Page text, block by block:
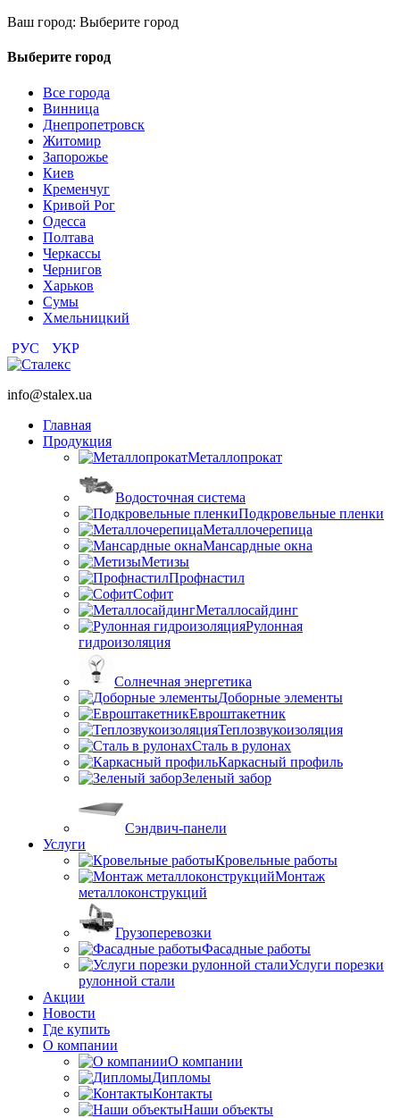
Ваш город: Выберите город
Выберите город
Все города
Винница
Днепропетровск
Житомир
Запорожье
Киев
Кременчуг
Кривой Рог
Одесса
Полтава
Черкассы
Чернигов
Харьков
Сумы
Хмельницкий
РУС
УКР
info@stalex.ua
Главная
Продукция
Металлопрокат
Водосточная система
Подкровельные пленки
Металлочерепица
Мансардные окна
Метизы
Профнастил
Софит
Металлосайдинг
Рулонная
гидроизоляция
Солнечная энергетика
Доборные элементы
Евроштакетник
Теплозвукоизоляция
Сталь в рулонах
Каркасный профиль
Зеленый забор
Сэндвич-панели
Услуги
Кровельные работы
Монтаж
металлоконструкций
Грузоперевозки
Фасадные работы
Услуги порезки
рулонной стали
Акции
Новости
Где купить
О компании
О компании
Дипломы
Контакты
Наши объекты